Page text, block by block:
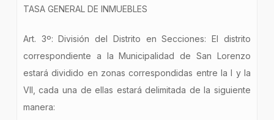
TASA GENERAL DE INMUEBLES
Art. 3º: División del Distrito en Secciones: El distrito
correspondiente a la Municipalidad de San Lorenzo
estará dividido en zonas correspondidas entre la I y la
VII, cada una de ellas estará delimitada de la siguiente
manera: